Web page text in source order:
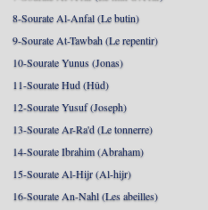
8-Sourate Al-Anfal (Le butin)
9-Sourate At-Tawbah (Le repentir)
10-Sourate Yunus (Jonas)
11-Sourate Hud (Hûd)
12-Sourate Yusuf (Joseph)
13-Sourate Ar-Ra'd (Le tonnerre)
14-Sourate Ibrahim (Abraham)
15-Sourate Al-Hijr (Al-hijr)
16-Sourate An-Nahl (Les abeilles)